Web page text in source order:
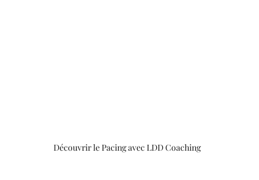
Découvrir le Pacing avec LDD Coaching